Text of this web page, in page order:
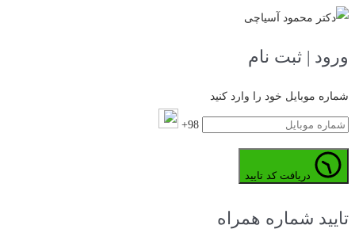
ورود | ثبت نام
شماره موبایل خود را وارد کنید
98+
تایید شماره همراه